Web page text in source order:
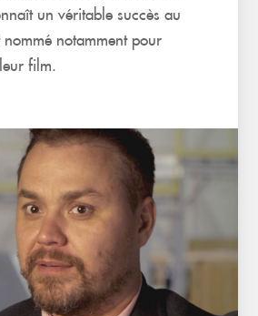
un véritable succès au
notamment pour
film.